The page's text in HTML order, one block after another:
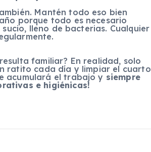
Mantén todo eso bien
porque todo es necesario
lleno de bacterias. Cualquier
familiar? En realidad, solo
ratito cada día y limpiar el cuarto
acumulará el trabajo y siempre
e higiénicas!